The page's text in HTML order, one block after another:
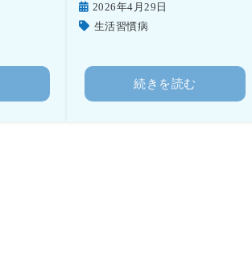
2026年4月29日
生活習慣病
続きを読む